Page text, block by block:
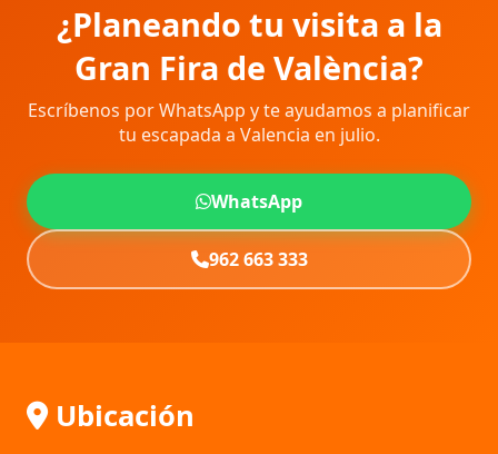
¿Planeando tu visita a la
Gran Fira de València?
Escríbenos por WhatsApp y te ayudamos a planificar
tu escapada a Valencia en julio.
WhatsApp
962 663 333
Ubicación